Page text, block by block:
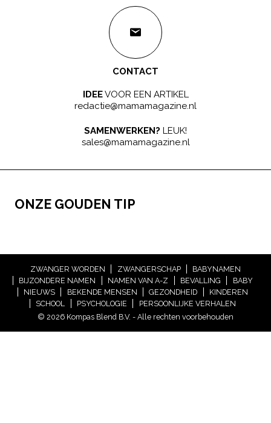
CONTACT
IDEEVOOR EEN ARTIKEL
redactie@mamamagazine.nl
SAMENWERKEN? LEUK!
sales@mamamagazine.nl
ONZE GOUDEN TIP
ZWANGER WORDEN ZWANGERSCHAP
BABYNAMEN
BIJZONDERE NAMEN
NAMEN VAN A-Z BEVALLING
BABY
NIEUWS
BEKENDE MENSEN GEZONDHEID
KINDEREN
SCHOOL
PSYCHOLOGIE
PERSOONLIJKE VERHALEN
© 2026 Kompas Blend B.V. - Alle rechten voorbehouden